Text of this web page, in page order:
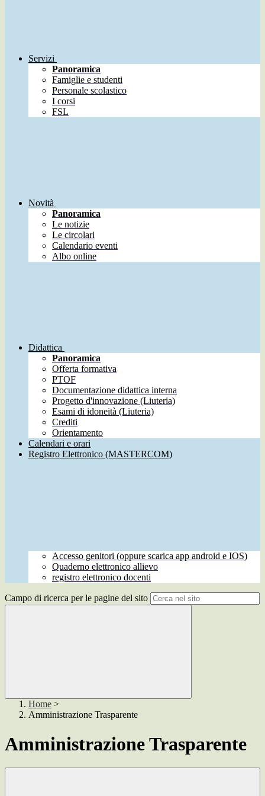
Servizi
Panoramica
Famiglie e studenti
Personale scolastico
I corsi
FSL
Novità
Panoramica
Le notizie
Le circolari
Calendario eventi
Albo online
Didattica
Panoramica
Offerta formativa
PTOF
Documentazione didattica interna
Progetto d'innovazione (Liuteria)
Esami di idoneità (Liuteria)
Crediti
Orientamento
Calendari e orari
Registro Elettronico (MASTERCOM)
Accesso genitori (oppure scarica app android e IOS)
Quaderno elettronico allievo
registro elettronico docenti
Campo di ricerca per le pagine del sito
Home >
Amministrazione Trasparente
Amministrazione Trasparente